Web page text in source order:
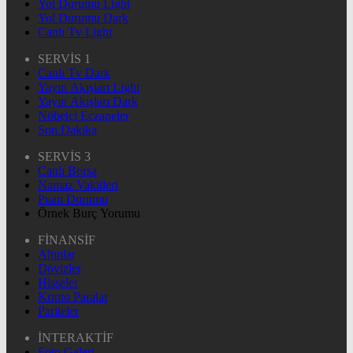
Yol Durumu Light
Yol Durumu Dark
Canlı Tv Light
SERVİS 1
Canlı Tv Dark
Yayın Akışları Light
Yayın Akışları Dark
Nöbetçi Eczaneler
Son Dakika
SERVİS 3
Canlı Borsa
Namaz Vakitleri
Puan Durumu
Örnek Burç Yorumu
FİNANSİF
Altınlar
Dövizler
Hisseler
Kripto Paralar
Pariteler
İNTERAKTİF